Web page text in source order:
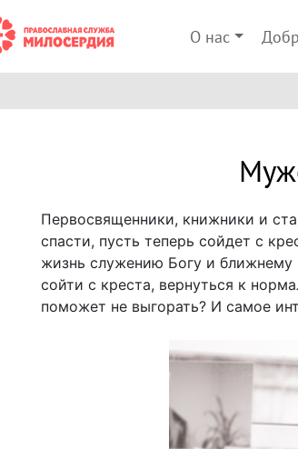
О нас
Первосвященники, книжники и
спасти, пусть теперь сойдет с
жизнь служению Богу и ближнему
сойти с креста, вернуться к
поможет не выгорать? И самое